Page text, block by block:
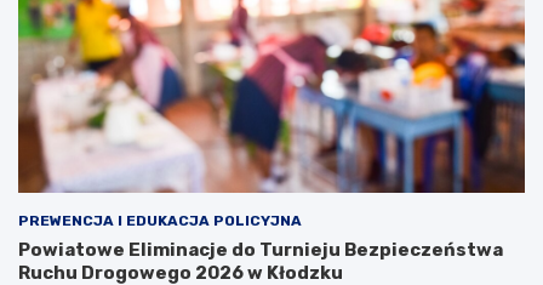
PREWENCJA I EDUKACJA POLICYJNA
Powiatowe Eliminacje do Turnieju Bezpieczeństwa
Ruchu Drogowego 2026 w Kłodzku